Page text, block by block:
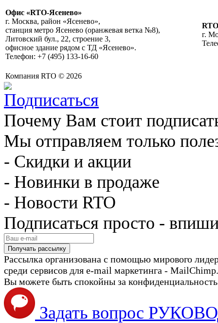
Офис «RTO-Ясенево»
г. Москва, район «Ясенево»,
станция метро Ясенево (оранжевая ветка №8),
Литовский бул., 22, строение 3,
офисное здание рядом с ТД «Ясенево».
Телефон: +7 (495) 133-16-60
г.
Компания RTO © 2026
Почему Вам стоит
Мы отправляем только
- Скидки и акции
- Новинки в продаже
- Новости RTO
Подписаться просто -
Рассылка организована с помощью мирового
среди сервисов для e-mail маркетинга - MailChimp.
Вы можете быть спокойны за
Задать вопрос